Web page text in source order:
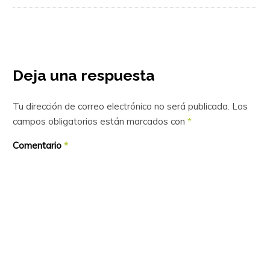
Deja una respuesta
Tu dirección de correo electrónico no será publicada. Los
campos obligatorios están marcados con *
Comentario *